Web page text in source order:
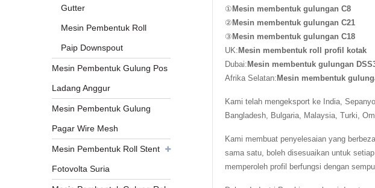
Gutter
Mesin Pembentuk Roll
Paip Downspout
Mesin Pembentuk Gulung Pos
Ladang Anggur
Mesin Pembentuk Gulung
Pagar Wire Mesh
Mesin Pembentuk Roll Stent
Fotovolta Suria
①Mesin membentuk gulungan C8
②Mesin membentuk gulungan C21
③Mesin membentuk gulungan C18
UK:Mesin membentuk roll profil kotak
Dubai:Mesin membentuk gulungan
Afrika Selatan:Mesin membentuk
Kami telah mengeksport ke India,
Bangladesh, Bulgaria, Malaysia, Turki,
Kami membuat penyelesaian yang
sama satu, boleh disesuaikan untuk
memperoleh profil berfungsi dengan